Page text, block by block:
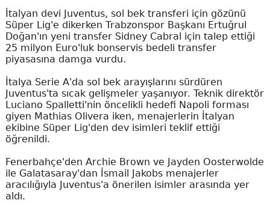
İtalyan devi Juventus, sol bek transferi için gözünü
Süper Lig'e dikerken Trabzonspor Başkanı Ertuğrul
Doğan'ın yeni transfer Sidney Cabral için talep ettiği
25 milyon Euro'luk bonservis bedeli transfer
piyasasına damga vurdu.
İtalya Serie A'da sol bek arayışlarını sürdüren
Juventus'ta sıcak gelişmeler yaşanıyor. Teknik direktör
Luciano Spalletti'nin öncelikli hedefi Napoli forması
giyen Mathias Olivera iken, menajerlerin İtalyan
ekibine Süper Lig'den dev isimleri teklif ettiği
öğrenildi.
Fenerbahçe'den Archie Brown ve Jayden Oosterwolde
ile Galatasaray'dan İsmail Jakobs menajerler
aracılığıyla Juventus'a önerilen isimler arasında yer
aldı.